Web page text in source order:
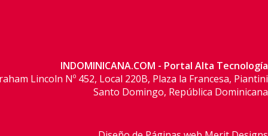
INDOMINICANA.COM - Portal Alta Tecnología
Lincoln Nº 452, Local 220B, Plaza la Francesa, Piantini
Santo Domingo, República Dominicana